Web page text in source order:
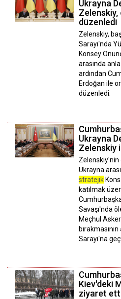
Ukrayna
Zelenskiy,
düzenledi
Zelenskiy,
Sarayı'nda
Konsey
arasında
ardından
Erdoğan ile
düzenledi.
Ukrayna
Zelenskiy
Zelenskiy'nin
Ukrayna
stratejik
katılmak
Savaşı'nda
Meçhul
Sarayı'na
Kiev'deki
ziyaret